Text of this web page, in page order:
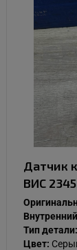
Датчик
ВИС
Тип детали:
Цвет: